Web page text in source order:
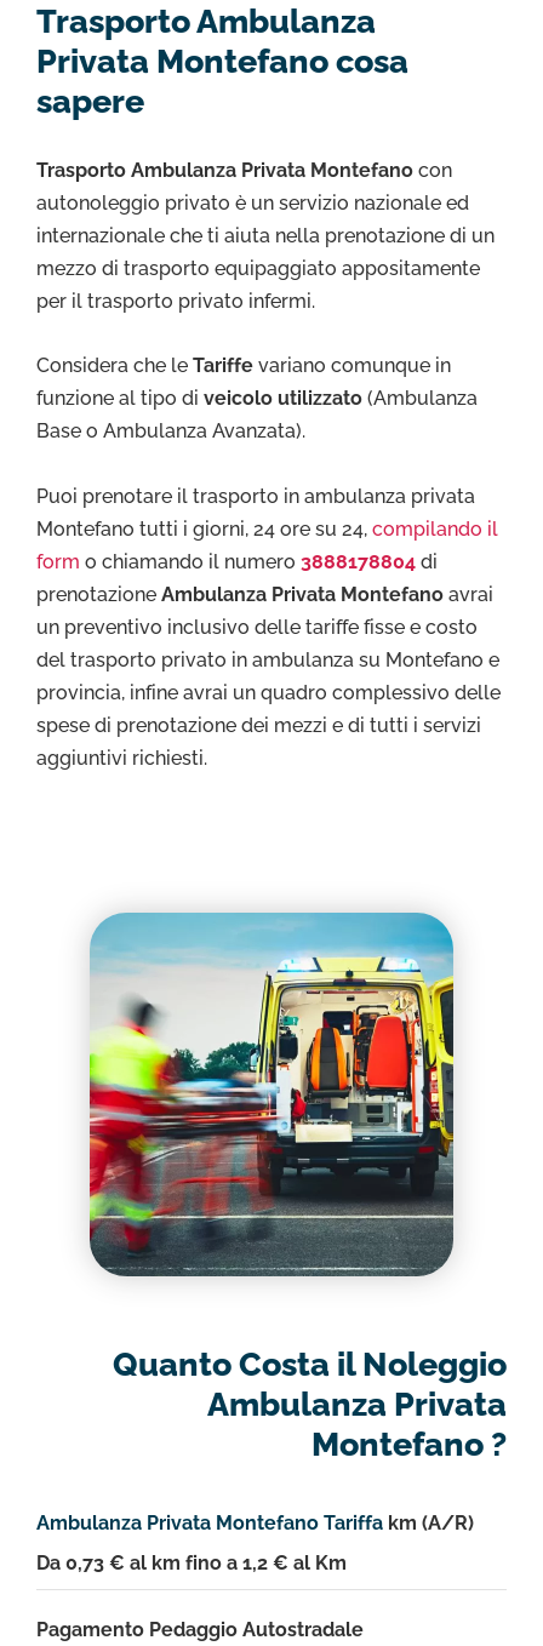
Trasporto Ambulanza
Privata Montefano cosa
sapere
Trasporto Ambulanza Privata Montefano con
autonoleggio privato è un servizio nazionale ed
internazionale che ti aiuta nella prenotazione di un
mezzo di trasporto equipaggiato appositamente
per il trasporto privato infermi.
Considera che le Tariffe variano comunque in
funzione al tipo di veicolo utilizzato (Ambulanza
Base o Ambulanza Avanzata).
Puoi prenotare il trasporto in ambulanza privata
Montefano tutti i giorni, 24 ore su 24, compilando il
form o chiamando il numero 3888178804 di
prenotazione Ambulanza Privata Montefano avrai
un preventivo inclusivo delle tariffe fisse e costo
del trasporto privato in ambulanza su Montefano e
provincia, infine avrai un quadro complessivo delle
spese di prenotazione dei mezzi e di tutti i servizi
aggiuntivi richiesti.
Quanto Costa il Noleggio
Ambulanza Privata
Montefano ?
Ambulanza Privata Montefano Tariffa km (A/R)
Da 0,73 € al km fino a 1,2 € al Km
Pagamento Pedaggio Autostradale